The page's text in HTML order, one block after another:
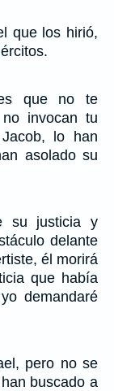
que los hirió,
que no te
invocan tu
lo han
asolado su
su justicia y
delante
él morirá
que había
demandaré
pero no se
buscado a